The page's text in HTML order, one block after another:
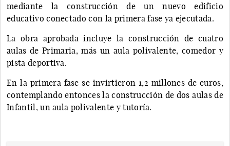
mediante la construcción de un nuevo edificio
educativo conectado con la primera fase ya ejecutada.
La obra aprobada incluye la construcción de cuatro
aulas de Primaria, más un aula polivalente, comedor y
pista deportiva.
En la primera fase se invirtieron 1,2 millones de euros,
contemplando entonces la construcción de dos aulas de
Infantil, un aula polivalente y tutoría.